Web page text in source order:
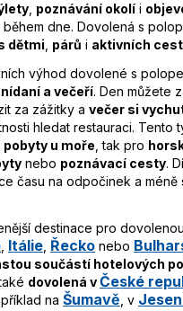
poznávání okolí i
během dne. Dovolená s
dětmi párů i aktivních
výhod dovolené s
a večeří. Den můžete
za zážitky a večer si
hledat restauraci. Tento
pobyty u moře , tak pro
nebo poznávací cesty.
času na odpočinek a méně
destinace pro
Itálie Řecko nebo
součástí hotelových
dovolená vČeské
na Šumavě , v